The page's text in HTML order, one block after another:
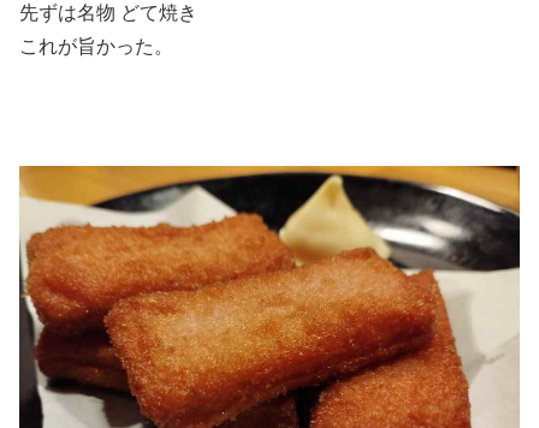
先ずは名物 どて焼き
これが旨かった。